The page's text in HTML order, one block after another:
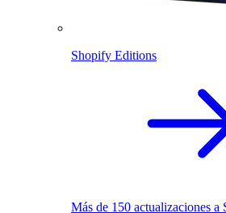
Shopify Editions
Más de 150 actualizaciones a